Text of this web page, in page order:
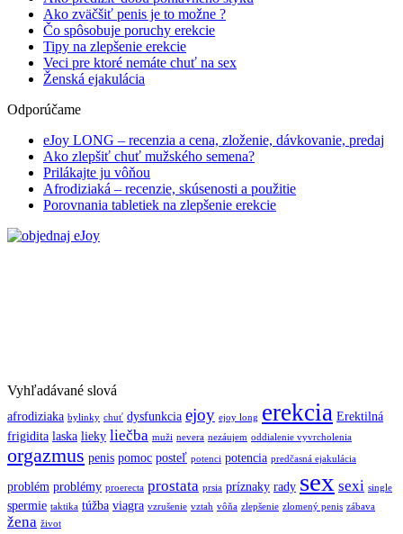
Ako zväčšiť penis je to možne ?
Čo spôsobuje poruchy erekcie
Tipy na zlepšenie erekcie
Veci pre ktoré nemáte chuť na sex
Ženská ejakulácia
Odporúčame
eJoy LONG – recenzia a cena, zloženie, dávkovanie, predaj
Ako zlepšiť chuť mužského semena?
Prilákajte ju vôňou
Afrodiziaká – recenzie, skúsenosti a použitie
Porovnania tabletiek na zlepšenie erekcie
Vyhľadávané slová
afrodiziaka bylinky chuť dysfunkcia ejoy ejoy long erekcia Erektilná
frigidita laska lieky liečba muži nevera nezáujem oddialenie vyvrcholenia
orgazmus penis pomoc posteľ potenci potencia predčasná ejakulácia
problém problémy proerecta prostata prsia príznaky rady sex sexi single
spermie taktika túžba viagra vzrušenie vztah vôňa zlepšenie zlomený penis zábava
žena život